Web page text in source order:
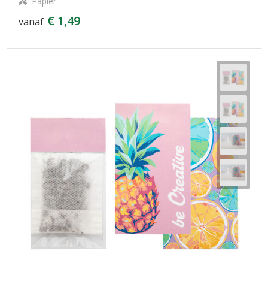
vanaf € 1,49